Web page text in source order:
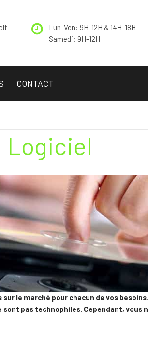
Lun-Ven: 9H-12H & 14H-18H
Samedi: 9H-12H
CONTACT
Logiciel
le marché pour chacun de vos
pas technophiles. Cependant, vous